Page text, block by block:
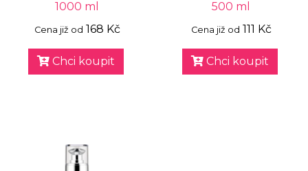
1000 ml
Cena již od 168 Kč
Chci koupit
500 ml
Cena již od 111 Kč
Chci koupit